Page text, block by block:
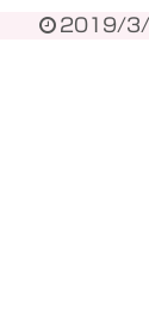
2019/